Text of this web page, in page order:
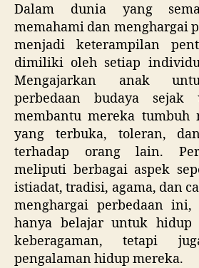
Dalam dunia yang
memahami dan menghargai
menjadi keterampilan
dimiliki oleh setiap
Mengajarkan anak
perbedaan budaya
membantu mereka tumbuh
yang terbuka, toleran,
terhadap orang lain.
meliputi berbagai aspek
istiadat, tradisi, agama, dan
menghargai perbedaan
hanya belajar untuk hidup
keberagaman, tetapi
pengalaman hidup mereka.